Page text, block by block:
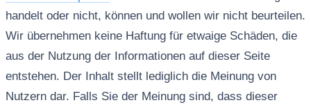
handelt oder nicht, können und wollen wir nicht beurteilen.
Wir übernehmen keine Haftung für etwaige Schäden, die
aus der Nutzung der Informationen auf dieser Seite
entstehen. Der Inhalt stellt lediglich die Meinung von
Nutzern dar. Falls Sie der Meinung sind, dass dieser